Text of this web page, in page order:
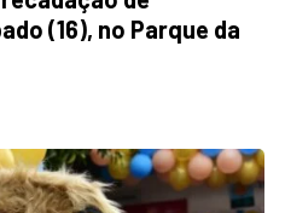
(16), no Parque da